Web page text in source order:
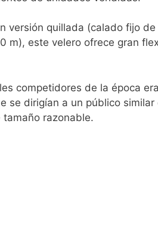
versión quillada (calado fijo
m), este velero ofrece gran
competidores de la época
se dirigían a un público
tamaño razonable.